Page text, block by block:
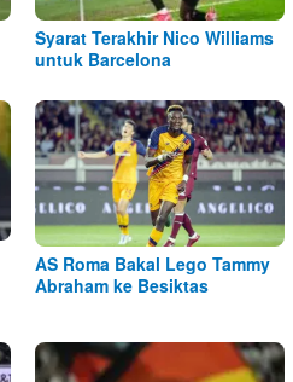
Syarat Terakhir Nico Williams
untuk Barcelona
AS Roma Bakal Lego Tammy
Abraham ke Besiktas